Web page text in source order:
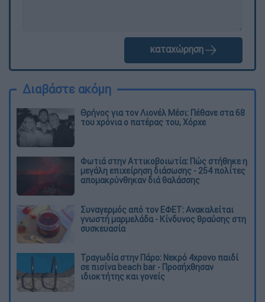
καταχώρηση
Διαβάστε ακόμη
Θρήνος για τον Λιονέλ Μέσι: Πέθανε στα 68
του χρόνια ο πατέρας του, Χόρχε
Φωτιά στην Αττικοβοιωτία: Πώς στήθηκε η
μεγάλη επιχείρηση διάσωσης - 254 πολίτες
απομακρύνθηκαν διά θαλάσσης
Συναγερμός από τον ΕΦΕΤ: Ανακαλείται
γνωστή μαρμελάδα - Κίνδυνος θραύσης στη
συσκευασία
Τραγωδία στην Πάρο: Νεκρό 4χρονο παιδί
σε πισίνα beach bar - Προσήχθησαν
ιδιοκτήτης και γονείς